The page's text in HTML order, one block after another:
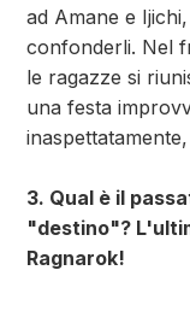
ad Amane e
confonderli. Nel
le ragazze si
una festa
3. Qual è il
"destino"?
Ragnarok!